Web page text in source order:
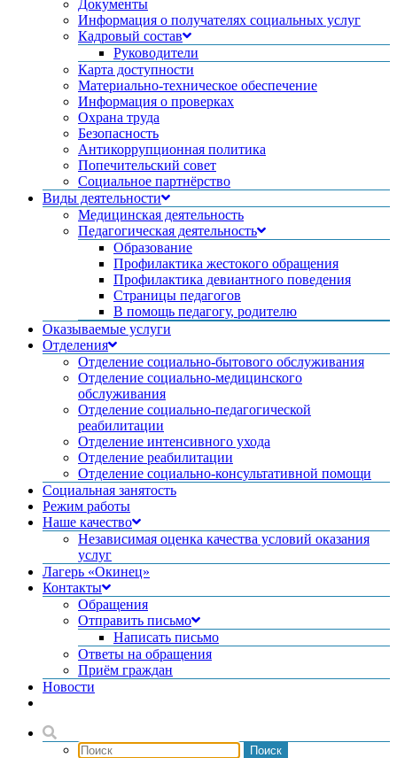
Документы
Информация о получателях социальных услуг
Кадровый состав
Руководители
Карта доступности
Материально-техническое обеспечение
Информация о проверках
Охрана труда
Безопасность
Антикоррупционная политика
Попечительский совет
Социальное партнёрство
Виды деятельности
Медицинская деятельность
Педагогическая деятельность
Образование
Профилактика жестокого обращения
Профилактика девиантного поведения
Страницы педагогов
В помощь педагогу, родителю
Оказываемые услуги
Отделения
Отделение социально-бытового обслуживания
Отделение социально-медицинского
обслуживания
Отделение социально-педагогической
реабилитации
Отделение интенсивного ухода
Отделение реабилитации
Отделение социально-консультативной помощи
Социальная занятость
Режим работы
Наше качество
Независимая оценка качества условий оказания
услуг
Лагерь «Окинец»
Контакты
Обращения
Отправить письмо
Написать письмо
Ответы на обращения
Приём граждан
Новости